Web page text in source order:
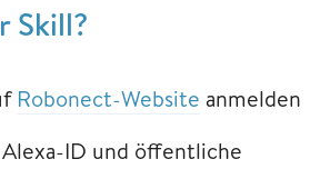
Skill?
Robonect-Website anmelden
ID und öffentliche